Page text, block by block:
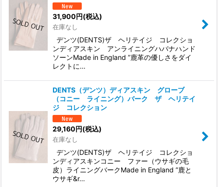
31,900 円(税込)
在庫なし
デンツ(DENTS)ザ ヘリテイジ コレクショ
ンディアスキン アンライニングハバナハンド
ソーンMade in England ”鹿革の優しさをダイ
レクトに…
DENTS（デンツ）ディアスキン グローブ
（コニー ライニング）バーク ザ ヘリテイ
ジ コレクション
29,160円(税込)
在庫なし
デンツ(DENTS)ザ ヘリテイジ コレクショ
ンディアスキンコニー ファー（ウサギの毛
皮）ライニングバークMade in England ”鹿と
ウサギ&r…